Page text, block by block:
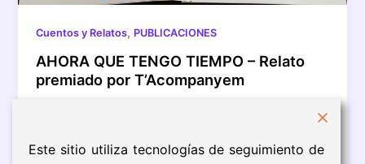
Cuentos y Relatos, PUBLICACIONES
AHORA QUE TENGO TIEMPO – Relato
premiado por T’Acompanyem
T’acompanyem por este premio a mi relato, AHORA
QUE TENGO TIEMPO, en su concurso de […]
Este sitio utiliza tecnologías de seguimiento de